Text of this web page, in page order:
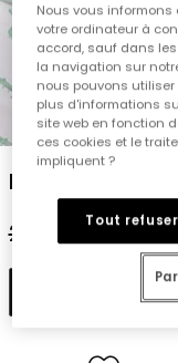
Polo enfant lin
27,95 € 13,95 €
Nous vous
votre ordinateur à
accord, sauf dans
la navigation sur
nous pouvons
plus d'informations
site web en fonction
ces cookies et le
impliquent ?
Tout refuser